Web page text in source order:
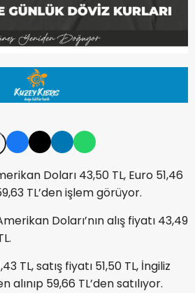
Doları 43,50 TL, Euro 51,46
TL’den işlem görüyor.
Doları’nın alış fiyatı 43,49
TL, satış fiyatı 51,50 TL, İngiliz
alınıp 59,66 TL’den satılıyor.